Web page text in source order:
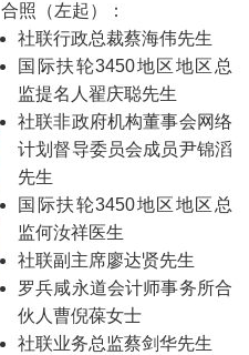
合照（左起）：
社联行政总裁蔡海伟先生
国际扶轮3450地区地区总
监提名人翟庆聪先生
社联非政府机构董事会网络
计划督导委员会成员尹锦滔
先生
国际扶轮3450地区地区总
监何汝祥医生
社联副主席廖达贤先生
罗兵咸永道会计师事务所合
伙人曹倪葆女士
社联业务总监蔡剑华先生